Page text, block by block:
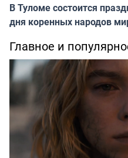
В Туломе состоится
дня коренных народов
Главное и